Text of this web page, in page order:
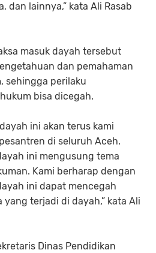
dan lainnya,” kata Ali Rasab
masuk dayah tersebut
dan pemahaman
sehingga perilaku
bisa dicegah.
ini akan terus kami
di seluruh Aceh.
ini mengusung tema
Kami berharap dengan
ini dapat mencegah
terjadi di dayah,” kata Ali
Dinas Pendidikan